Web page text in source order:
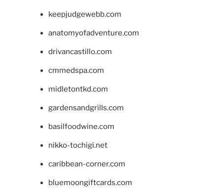
keepjudgewebb.com
anatomyofadventure.com
drivancastillo.com
cmmedspa.com
midletontkd.com
gardensandgrills.com
basilfoodwine.com
nikko-tochigi.net
caribbean-corner.com
bluemoongiftcards.com